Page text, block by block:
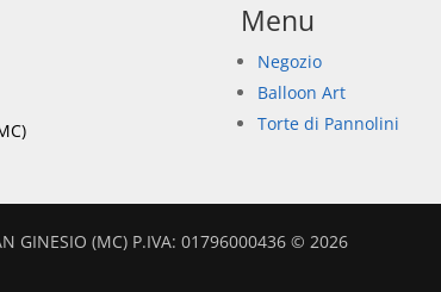
Menu
Negozio
Balloon Art
Torte di Pannolini
GINESIO (MC) P.IVA: 01796000436 © 2026